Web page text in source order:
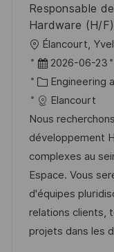
ö
n
Responsable
Hardware (H/F)
O
r
t
Élancourt,
D
a
t
u
m
d
e
r
V
e
2026-06-23
K
a
t
e
g
o
r
i
e
Engineering
Elancourt
Nous
développement
complexes au
Espace. Vous
d'équipes
relations clients,
projets dans les